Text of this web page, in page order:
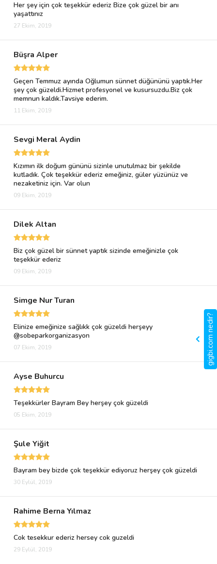
Her şey için çok teşekkür ederiz Bize çok güzel bir anı
yaşattınız
27 Ekim, 2019
Büşra Alper
Geçen Temmuz ayında Oğlumun sünnet düğününü yaptık.Her
şey çok güzeldi.Hizmet profesyonel ve kusursuzdu.Biz çok
memnun kaldık.Tavsiye ederim.
11 Ekim, 2019
Sevgi Meral Aydin
Kızımın ilk doğum gününü sizinle unutulmaz bir şekilde
kutladık. Çok teşekkür ederiz emeğiniz, güler yüzünüz ve
nezaketiniz için. Var olun
09 Ekim, 2019
Dilek Altan
Biz çok güzel bir sünnet yaptık sizinde emeğinizle çok
teşekkür ederiz
09 Ekim, 2019
Simge Nur Turan
Elinize emeğinize sağlıkk çok güzeldi herşeyy
@sobeparkorganizasyon
07 Ekim, 2019
Ayse Buhurcu
Teşekkürler Bayram Bey herşey çok güzeldi
05 Ekim, 2019
Şule Yiğit
Bayram bey bizde çok teşekkür ediyoruz herşey çok güzeldi
30 Eylül, 2019
Rahime Berna Yılmaz
Cok tesekkur ederiz hersey cok guzeldi
29 Eylül, 2019
gigbi.com nedir?